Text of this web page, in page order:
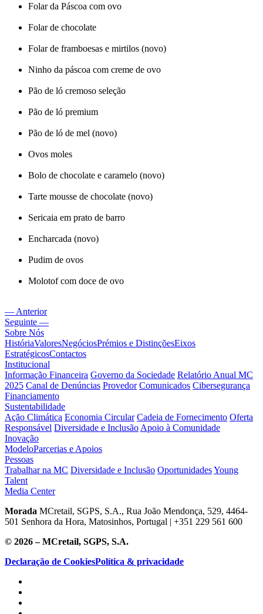
Folar da Páscoa com ovo
Folar de chocolate
Folar de framboesas e mirtilos (novo)
Ninho da páscoa com creme de ovo
Pão de ló cremoso seleção
Pão de ló premium
Pão de ló de mel (novo)
Ovos moles
Bolo de chocolate e caramelo (novo)
Tarte mousse de chocolate (novo)
Sericaia em prato de barro
Encharcada (novo)
Pudim de ovos
Molotof com doce de ovo
— Anterior
Seguinte —
Sobre Nós
HistóriaValoresNegóciosPrémios e DistinçõesEixos
EstratégicosContactos
Institucional
Informação Financeira Governo da Sociedade Relatório Anual MC
2025 Canal de Denúncias Provedor Comunicados Cibersegurança
Financiamento
Sustentabilidade
Ação Climática Economia Circular Cadeia de Fornecimento Oferta
Responsável Diversidade e Inclusão Apoio à Comunidade
Inovação
ModeloParcerias e Apoios
Pessoas
Trabalhar na MC Diversidade e Inclusão OportunidadesYoung
Talent
Media Center
Morada MCretail, SGPS, S.A., Rua João Mendonça, 529, 4464-
501 Senhora da Hora, Matosinhos, Portugal | +351 229 561 600
© 2026 – MCretail, SGPS, S.A.
Declaração de CookiesPolítica & privacidade